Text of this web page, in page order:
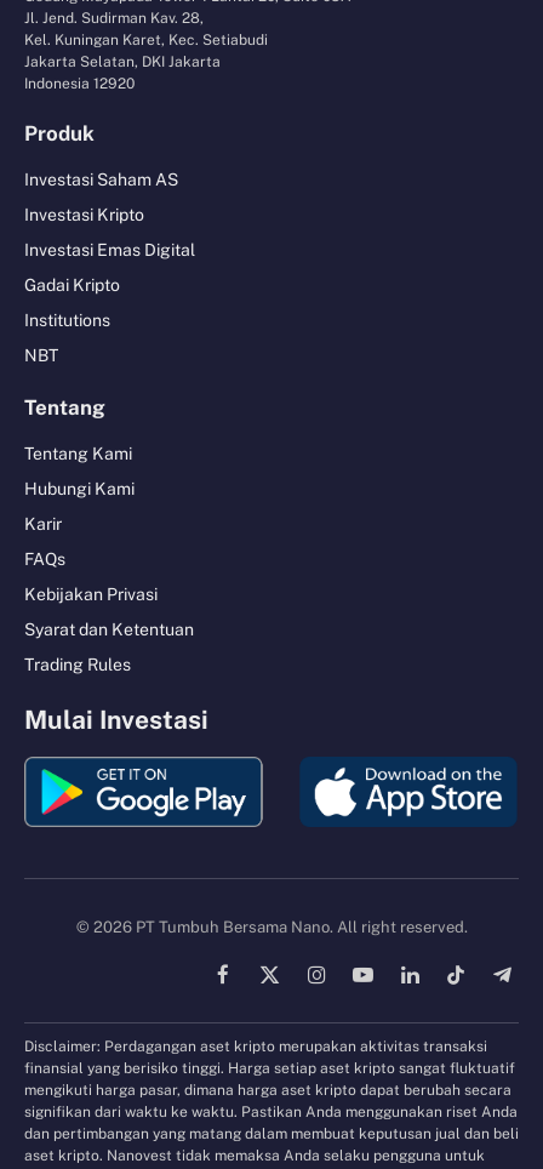
Jl. Jend. Sudirman Kav. 28,
Kel. Kuningan Karet, Kec. Setiabudi
Jakarta Selatan, DKI Jakarta
Indonesia 12920
Produk
Investasi Saham AS
Investasi Kripto
Investasi Emas Digital
Gadai Kripto
Institutions
NBT
Tentang
Tentang Kami
Hubungi Kami
Karir
FAQs
Kebijakan Privasi
Syarat dan Ketentuan
Trading Rules
Mulai Investasi
© 2026 PT Tumbuh Bersama Nano. All right reserved.
Facebook
X
InstagramYouTubeLinkedInTikTok
Disclaimer: Perdagangan aset kripto merupakan aktivitas transaksi
finansial yang berisiko tinggi. Harga setiap aset kripto sangat fluktuatif
mengikuti harga pasar, dimana harga aset kripto dapat berubah secara
signifikan dari waktu ke waktu. Pastikan Anda menggunakan riset Anda
dan pertimbangan yang matang dalam membuat keputusan jual dan beli
aset kripto. Nanovest tidak memaksa Anda selaku pengguna untuk